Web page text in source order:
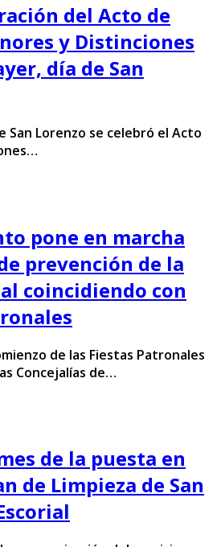
del Acto de
y Distinciones
día de San
San Lorenzo se celebró el Acto
pone en marcha
prevención de la
coincidiendo con
de las Fiestas Patronales
Concejalías de…
de la puesta en
de Limpieza de San